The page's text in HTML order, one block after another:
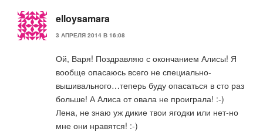
elloysamara
3 АПРЕЛЯ 2014 В 16:08
Ой, Варя! Поздравляю с окончанием Алисы! Я
вообще опасаюсь всего не специально-
вышивального…теперь буду опасаться в сто раз
больше! А Алиса от овала не проиграла! :-)
Лена, не знаю уж дикие твои ягодки или нет-но
мне они нравятся! :-)